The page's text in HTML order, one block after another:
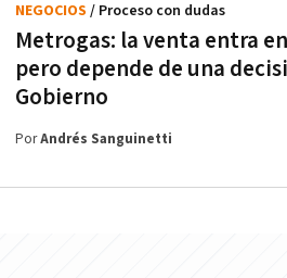
Metrogas: la venta entra
pero depende de una
Gobierno
NEGOCIOS / Proceso con dudas
PorAndrés Sanguinetti